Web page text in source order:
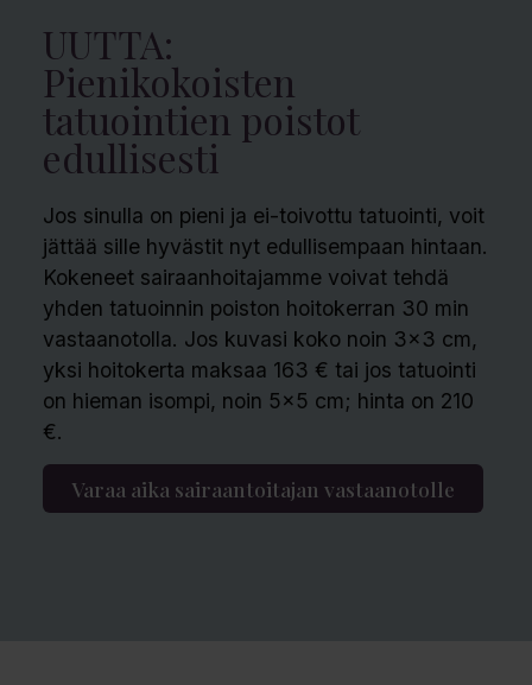
UUTTA:
Pienikokoisten
tatuointien poistot
edullisesti
Jos sinulla on pieni ja ei-toivottu tatuointi, voit
jättää sille hyvästit nyt edullisempaan hintaan.
Kokeneet sairaanhoitajamme voivat tehdä
yhden tatuoinnin poiston hoitokerran 30 min
vastaanotolla. Jos kuvasi kokonoin 3×3 cm,
yksi hoitokerta maksaa 163 € tai jos tatuointi
on hieman isompi, noin 5×5 cm; hinta on 210
€.
Varaa aika sairaantoitajan vastaanotolle